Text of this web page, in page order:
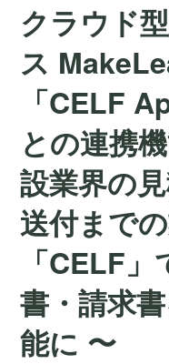
クラウド
ス
「CELF
との連携
設業界の
送付まで
「CELF
書・請求
能に 〜